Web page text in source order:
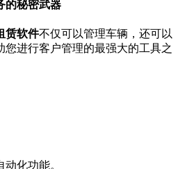
的秘密武器
赁软件不仅可以管理车辆，还可以
进行客户管理的最强大的工具之
化功能。